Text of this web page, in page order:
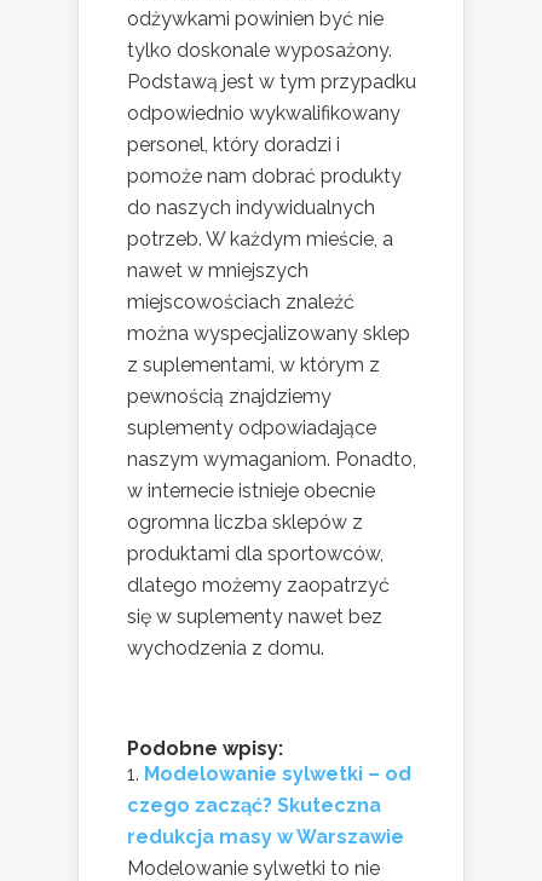
odżywkami powinien być nie
tylko doskonale wyposażony.
Podstawą jest w tym przypadku
odpowiednio wykwalifikowany
personel, który doradzi i
pomoże nam dobrać produkty
do naszych indywidualnych
potrzeb. W każdym mieście, a
nawet w mniejszych
miejscowościach znaleźć
można wyspecjalizowany sklep
z suplementami, w którym z
pewnością znajdziemy
suplementy odpowiadające
naszym wymaganiom. Ponadto,
w internecie istnieje obecnie
ogromna liczba sklepów z
produktami dla sportowców,
dlatego możemy zaopatrzyć
się w suplementy nawet bez
wychodzenia z domu.
Podobne wpisy:
Modelowanie sylwetki – od
czego zacząć? Skuteczna
redukcja masy w Warszawie
Modelowanie sylwetki to nie